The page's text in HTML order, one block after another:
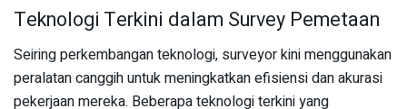
Teknologi Terkini dalam Survey Pemetaan
Seiring perkembangan teknologi, surveyor kini menggunakan
peralatan canggih untuk meningkatkan efisiensi dan akurasi
pekerjaan mereka. Beberapa teknologi terkini yang